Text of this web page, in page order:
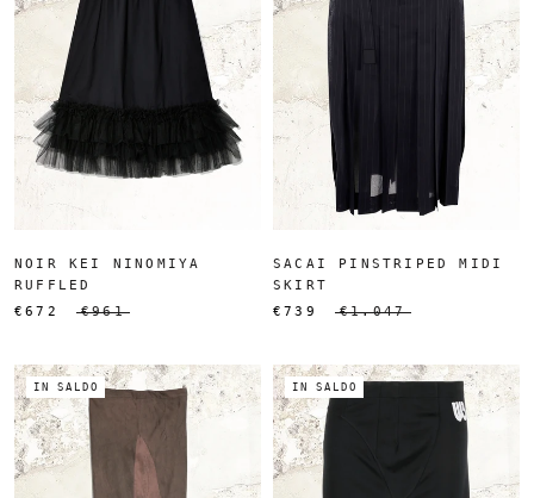
NOIR KEI NINOMIYA
RUFFLED
€672
€961
SACAI PINSTRIPED MIDI
SKIRT
€739
€1.047
IN SALDO IN SALDO